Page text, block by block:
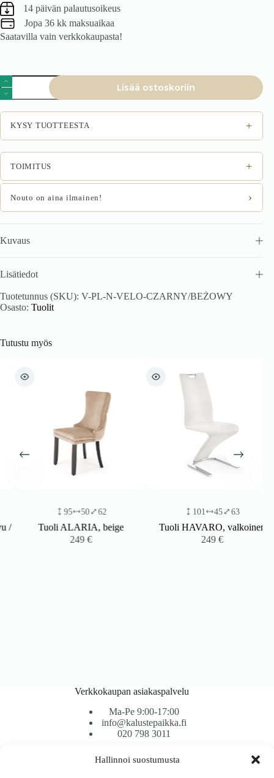
Hallinnoi suostumusta
14 päivän palautusoikeus
Jopa 36 kk maksuaikaa
Saatavilla vain verkkokaupasta!
Tuoli
VELO,
must/beez
määrä
Lisää ostoskoriin
KYSY TUOTTEESTA +
TOIMITUS +
Nouto on aina ilmainen! ›
Kuvaus
Lisätiedot
Tuotetunnus (SKU): V-PL-N-VELO-CZARNY/BEŻOWY
Osasto: Tuolit
Tutustu myös
95 50 62
Tuoli ALARIA, beige
249€
101 45 63
Tuoli HAVARO, valkoinen
249€
Verkkokaupan asiakaspalvelu
Ma-Pe 9:00-17:00
info@kalustepaikka.fi
020 798 3011
Tavarantoimitus / Maksutavat